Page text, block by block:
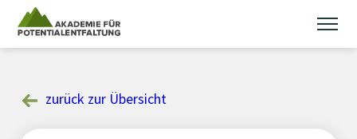
content
zurück zur Übersicht